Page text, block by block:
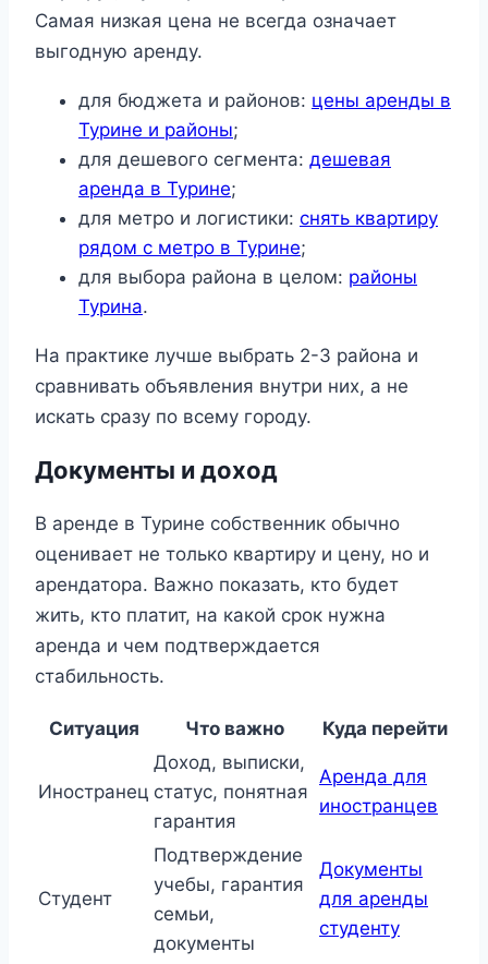
Самая низкая цена не всегда означает
выгодную аренду.
для бюджета и районов: цены аренды в
Турине и районы;
для дешевого сегмента: дешевая
аренда в Турине;
для метро и логистики: снять квартиру
рядом с метро в Турине;
для выбора района в целом: районы
Турина.
На практике лучше выбрать 2-3 района и
сравнивать объявления внутри них, а не
искать сразу по всему городу.
Документы и доход
В аренде в Турине собственник обычно
оценивает не только квартиру и цену, но и
арендатора. Важно показать, кто будет
жить, кто платит, на какой срок нужна
аренда и чем подтверждается
стабильность.
Ситуация Что важно Куда перейти
Иностранец
Доход, выписки,
статус, понятная
гарантия
Аренда для
иностранцев
Студент
Подтверждение
учебы, гарантия
семьи,
документы
Документы
для аренды
студенту